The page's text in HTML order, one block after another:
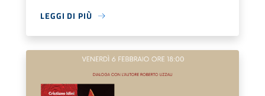
LEGGI DI PIÙ